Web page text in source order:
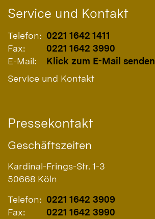
Service und Kontakt
Telefon: 0221 1642 1411
Fax:
0221 1642 3990
E-Mail:
Klick zum E-Mail senden
Service und Kontakt
Pressekontakt
Geschäftszeiten
Kardinal-Frings-Str. 1-3
50668 Köln
Telefon: 0221 1642 3909
Fax:
0221 1642 3990